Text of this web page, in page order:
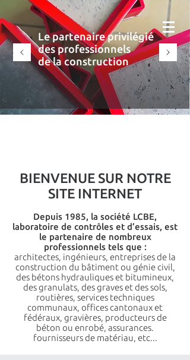
Le partenaire privilégié
des professionnels
de la construction
BIENVENUE SUR NOTRE
SITE INTERNET
Depuis 1985, la société LCBE,
laboratoire de contrôles et d’essais, est
le partenaire de nombreux
professionnels tels que :
architectes, ingénieurs, entreprises de la
construction du bâtiment ou génie civil,
des bétons hydrauliques et bitumineux,
des granulats, des graves et des sols,
routières, services techniques
communaux, offices cantonaux et
fédéraux, gravières, producteurs de
béton ou enrobé, assurances.
fournisseurs de matériau, etc...